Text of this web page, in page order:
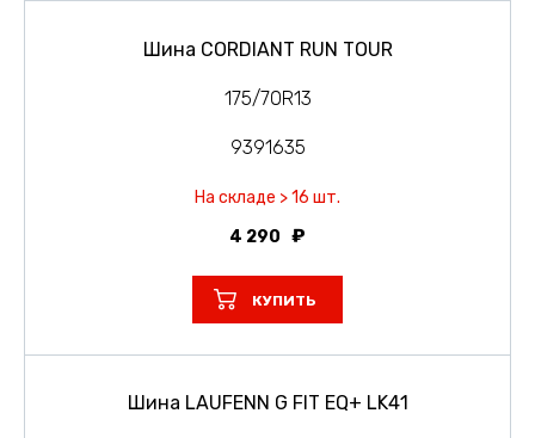
Шина CORDIANT RUN TOUR
175/70R13
9391635
На складе > 16 шт.
4 290
КУПИТЬ
Шина LAUFENN G FIT EQ+ LK41